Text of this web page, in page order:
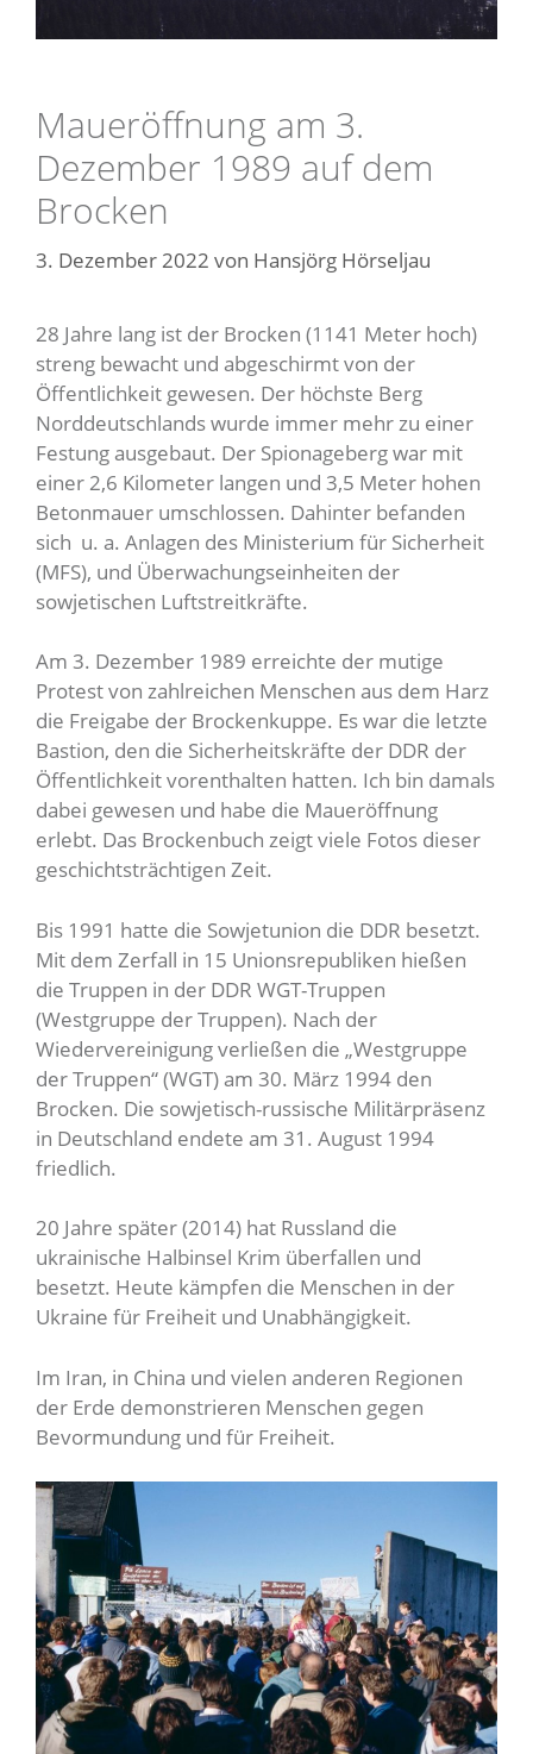
Maueröffnung am 3.
Dezember 1989 auf dem
Brocken
3. Dezember 2022 von Hansjörg Hörseljau
28 Jahre lang ist der Brocken (1141 Meter hoch)
streng bewacht und abgeschirmt von der
Öffentlichkeit gewesen. Der höchste Berg
Norddeutschlands wurde immer mehr zu einer
Festung ausgebaut. Der Spionageberg war mit
einer 2,6 Kilometer langen und 3,5 Meter hohen
Betonmauer umschlossen. Dahinter befanden
sich u. a. Anlagen des Ministerium für Sicherheit
(MFS), und Überwachungseinheiten der
sowjetischen Luftstreitkräfte.
Am 3. Dezember 1989 erreichte der mutige
Protest von zahlreichen Menschen aus dem Harz
die Freigabe der Brockenkuppe. Es war die letzte
Bastion, den die Sicherheitskräfte der DDR der
Öffentlichkeit vorenthalten hatten. Ich bin damals
dabei gewesen und habe die Maueröffnung
erlebt. Das Brockenbuch zeigt viele Fotos dieser
geschichtsträchtigen Zeit.
Bis 1991 hatte die Sowjetunion die DDR besetzt.
Mit dem Zerfall in 15 Unionsrepubliken hießen
die Truppen in der DDR WGT-Truppen
(Westgruppe der Truppen). Nach der
Wiedervereinigung verließen die „Westgruppe
der Truppen“ (WGT) am 30. März 1994 den
Brocken. Die sowjetisch-russische Militärpräsenz
in Deutschland endete am 31. August 1994
friedlich.
20 Jahre später (2014) hat Russland die
ukrainische Halbinsel Krim überfallen und
besetzt. Heute kämpfen die Menschen in der
Ukraine für Freiheit und Unabhängigkeit.
Im Iran, in China und vielen anderen Regionen
der Erde demonstrieren Menschen gegen
Bevormundung und für Freiheit.